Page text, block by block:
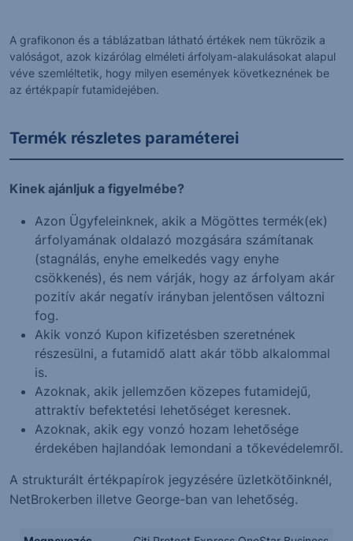
A grafikonon és a táblázatban látható értékek nem tükrözik a
valóságot, azok kizárólag elméleti árfolyam-alakulásokat alapul
véve szemléltetik, hogy milyen események következnének be
az értékpapír futamidejében.
Termék részletes paraméterei
Kinek ajánljuk a figyelmébe?
Azon Ügyfeleinknek, akik a Mögöttes termék(ek)
árfolyamának oldalazó mozgására számítanak
(stagnálás, enyhe emelkedés vagy enyhe
csökkenés), és nem várják, hogy az árfolyam akár
pozitív akár negatív irányban jelentősen változni
fog.
Akik vonzó Kupon kifizetésben szeretnének
részesülni, a futamidő alatt akár több alkalommal
is.
Azoknak, akik jellemzően közepes futamidejű,
attraktív befektetési lehetőséget keresnek.
Azoknak, akik egy vonzó hozam lehetősége
érdekében hajlandóak lemondani a tőkevédelemről.
A strukturált értékpapírok jegyzésére üzletkötőinknél,
NetBrokerben illetve George-ban van lehetőség.